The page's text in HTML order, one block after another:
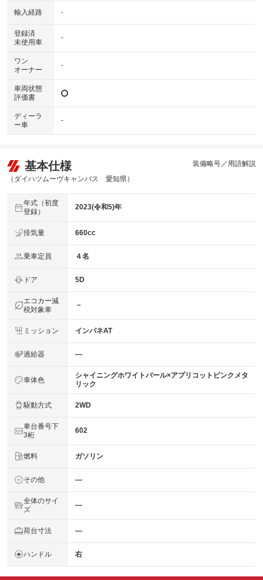
輸入経路 -
登録済
未使用車
-
ワン
オーナー
-
車両状態
評価書
ディーラ
ー車
-
基本仕様
（ダイハツムーヴキャンバス 愛知県）
装備略号／用語解説
年式（初度
登録）
2023(令和5)年
排気量 660cc
乗車定員 ４名
ドア 5D
エコカー減
税対象車
－
ミッション インパネAT
過給器 ―
車体色
シャイニングホワイトパール×アプリコットピンクメタ
リック
駆動方式 2WD
車台番号下
3桁
602
燃料 ガソリン
その他 ―
全体のサイ
ズ
―
荷台寸法 ―
ハンドル 右